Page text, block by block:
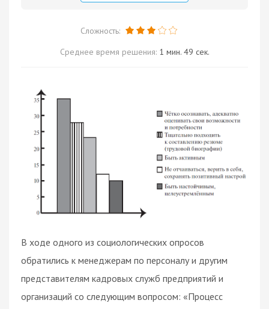
Сложность:
Среднее время решения: 1 мин. 49 сек.
В ходе одного из социологических опросов
обратились к менеджерам по персоналу и другим
представителям кадровых служб предприятий и
организаций со следующим вопросом: «Процесс